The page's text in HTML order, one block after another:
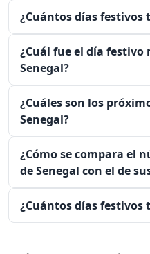
¿Cuántos días festivos
¿Cuál fue el día festivo
Senegal?
¿Cuáles son los
Senegal?
¿Cómo se compara el
de Senegal con el de
¿Cuántos días festivos